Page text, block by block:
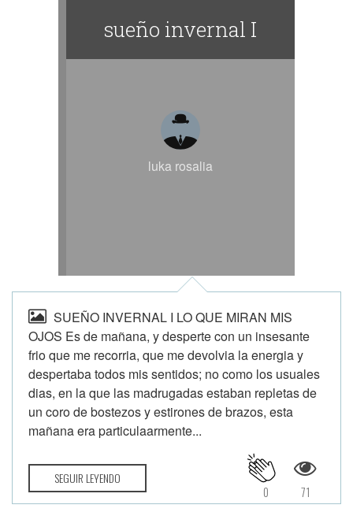
sueño invernal I
luka rosalia
SUEÑO INVERNAL I LO QUE MIRAN MIS
OJOS Es de mañana, y desperte con un insesante
frio que me recorria, que me devolvia la energia y
despertaba todos mis sentidos; no como los usuales
dias, en la que las madrugadas estaban repletas de
un coro de bostezos y estirones de brazos, esta
mañana era particulaarmente...
SEGUIR LEYENDO
71
0